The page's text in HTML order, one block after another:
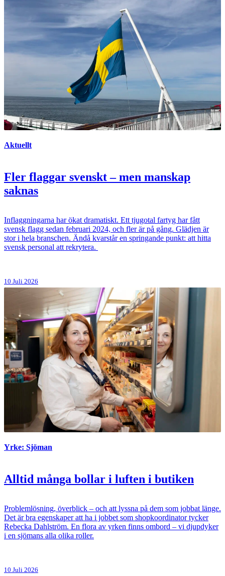
Aktuellt
Fler flaggar svenskt – men manskap
saknas
Inflaggningarna har ökat dramatiskt. Ett tjugotal fartyg har fått
svensk flagg sedan februari 2024, och fler är på gång. Glädjen är
stor i hela branschen. Ändå kvarstår en springande punkt: att hitta
svensk personal att rekrytera.
10 Juli 2026
Yrke: Sjöman
Alltid många bollar i luften i butiken
Problemlösning, överblick – och att lyssna på dem som jobbat länge.
Det är bra egenskaper att ha i jobbet som shopkoordinator tycker
Rebecka Dahlström. En flora av yrken finns ombord – vi djupdyker
i en sjömans alla olika roller.
10 Juli 2026